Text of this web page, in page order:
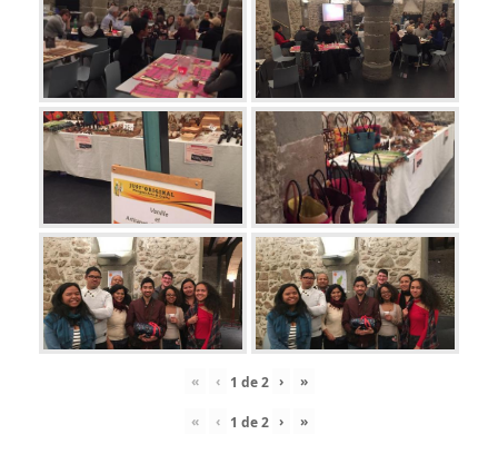
« ‹ 1 de2 › »
« ‹ 1 de2 › »